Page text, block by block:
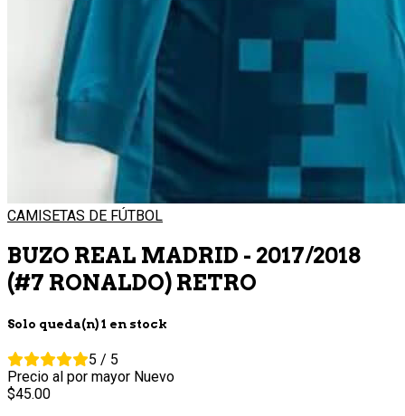
CAMISETAS DE FÚTBOL
BUZO REAL MADRID - 2017/2018
(#7 RONALDO) RETRO
Solo queda(n) 1 en stock
5 / 5
Precio al por mayor Nuevo
45.00